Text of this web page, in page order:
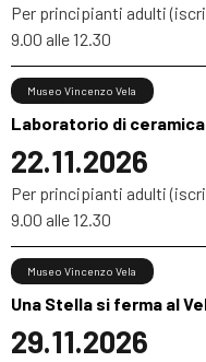
Per principianti adulti
9.00 alle 12.30
Laboratorio di
22.11.2026
Museo Vincenzo Vela
Per principianti adulti
9.00 alle 12.30
Una Stella si ferma al
29.11.2026
Museo Vincenzo Vela